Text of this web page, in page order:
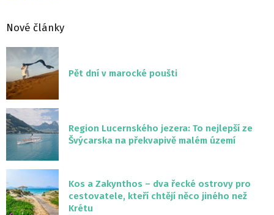
Nové články
Pět dní v marocké poušti
Region Lucernského jezera: To nejlepší ze
Švýcarska na překvapivě malém území
Kos a Zakynthos – dva řecké ostrovy pro
cestovatele, kteří chtějí něco jiného než
Krétu